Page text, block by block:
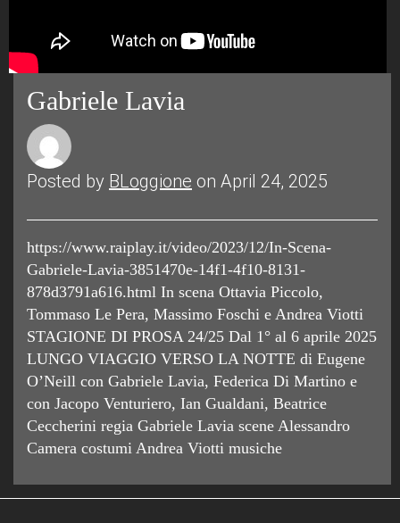
Gabriele Lavia
Posted by BLoggione on April 24, 2025
https://www.raiplay.it/video/2023/12/In-Scena-
Gabriele-Lavia-3851470e-14f1-4f10-8131-
878d3791a616.html In scena Ottavia Piccolo,
Tommaso Le Pera, Massimo Foschi e Andrea Viotti
STAGIONE DI PROSA 24/25 Dal 1° al 6 aprile 2025
LUNGO VIAGGIO VERSO LA NOTTE di Eugene
O’Neill con Gabriele Lavia, Federica Di Martino e
con Jacopo Venturiero, Ian Gualdani, Beatrice
Ceccherini regia Gabriele Lavia scene Alessandro
Camera costumi Andrea Viotti musiche